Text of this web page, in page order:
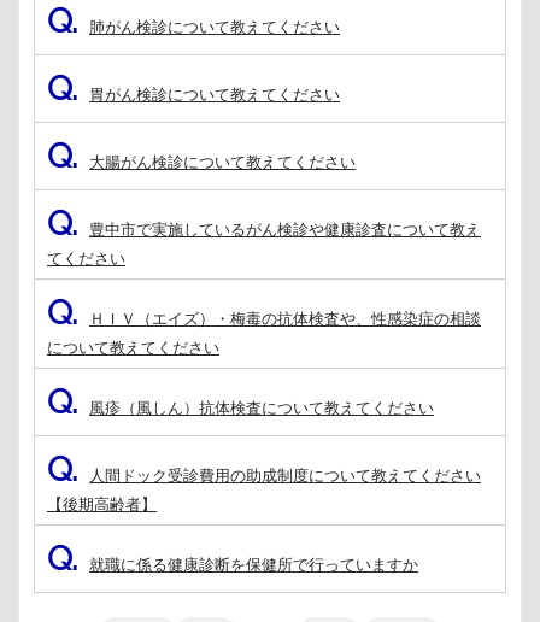
Q. 肺がん検診について教えてください
Q. 胃がん検診について教えてください
Q. 大腸がん検診について教えてください
Q. 豊中市で実施しているがん検診や健康診査について教え
てください
Q.
ＨＩＶ（エイズ）・梅毒の抗体検査や、性感染症の相談
について教えてください
Q. 風疹（風しん）抗体検査について教えてください
Q.
人間ドック受診費用の助成制度について教えてください
【後期高齢者】
Q. 就職に係る健康診断を保健所で行っていますか